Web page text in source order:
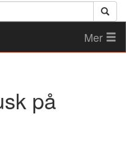
Mer
på